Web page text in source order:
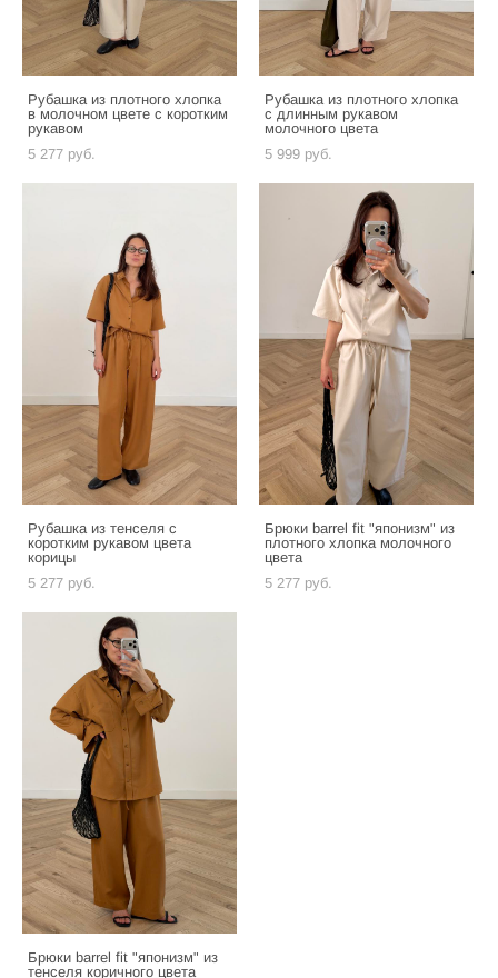
Рубашка из плотного хлопка
в молочном цвете с коротким
рукавом
5 277 pуб.
Рубашка из плотного хлопка
с длинным рукавом
молочного цвета
5 999 pуб.
Рубашка из тенселя с
коротким рукавом цвета
корицы
5 277 pуб.
Брюки barrel fit "японизм" из
плотного хлопка молочного
цвета
5 277 pуб.
Брюки barrel fit "японизм" из
тенселя коричного цвета